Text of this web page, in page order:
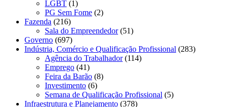
LGBT (1)
PG Sem Fome (2)
Fazenda (216)
Sala do Empreendedor(51)
Governo (697)
Indústria, Comércio e Qualificação Profissional (283)
Agência do Trabalhador(114)
Emprego (41)
Feira da Barão (8)
Investimento (6)
Semana de Qualificação Profissional (5)
Infraestrutura e Planejamento (378)